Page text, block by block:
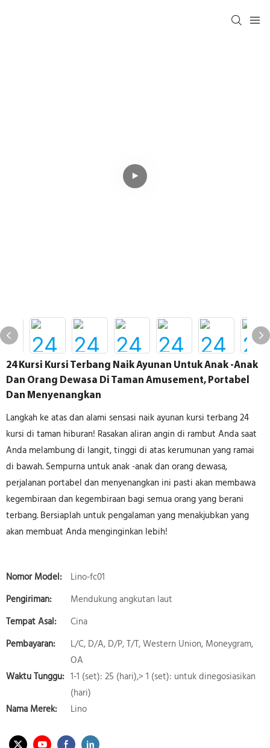
24 Kursi Kursi Terbang Naik Ayunan Untuk Anak -anak
Dan Orang Dewasa Di Taman Amusement, Portabel
Dan Menyenangkan
Langkah ke atas dan alami sensasi naik ayunan kursi terbang 24
kursi di taman hiburan! Rasakan aliran angin di rambut Anda saat
Anda melambung di langit, tinggi di atas kerumunan yang ramai
di bawah. Sempurna untuk anak -anak dan orang dewasa,
perjalanan portabel dan menyenangkan ini pasti akan membawa
kegembiraan dan kegembiraan bagi semua orang yang berani
terbang. Bersiaplah untuk pengalaman yang menakjubkan yang
akan membuat Anda menginginkan lebih!
Nomor Model:
Lino-fc01
Pengiriman:
Mendukung angkutan laut
Tempat Asal:
Cina
Pembayaran:
L/C, D/A, D/P, T/T, Western Union, Moneygram,
OA
Waktu Tunggu: 1-1 (set): 25 (hari),> 1 (set): untuk dinegosiasikan
(hari)
Nama Merek:
Lino